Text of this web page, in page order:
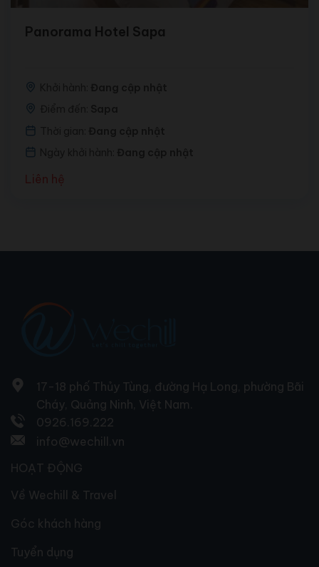
Panorama Hotel Sapa
Liên hệ
17-18 phố Thủy Tùng, đường Hạ Long, phường Bãi
Cháy, Quảng Ninh, Việt Nam.
0926.169.222
info@wechill.vn
HOẠT ĐỘNG
Về Wechill & Travel
Góc khách hàng
Tuyển dụng